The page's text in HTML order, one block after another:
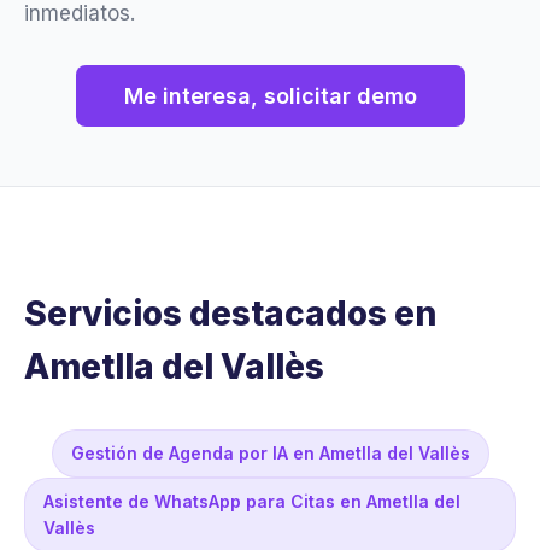
inmediatos.
Me interesa, solicitar demo
Servicios destacados en
Ametlla del Vallès
Gestión de Agenda por IA en Ametlla del Vallès
Asistente de WhatsApp para Citas en Ametlla del
Vallès